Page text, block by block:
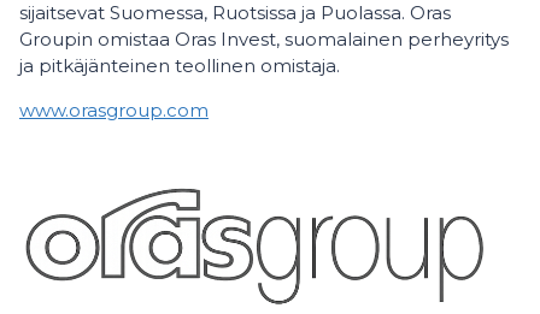
sijaitsevat Suomessa, Ruotsissa ja Puolassa. Oras
Groupin omistaa Oras Invest, suomalainen perheyritys
ja pitkäjänteinen teollinen omistaja.
www.orasgroup.com